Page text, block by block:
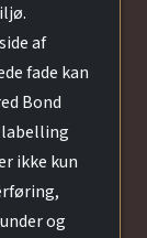
af
fade kan
Bond
ikke kun
og